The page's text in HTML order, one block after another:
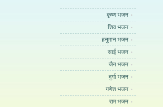
कृष्ण भजन
शिव भजन
हनुमान भजन
साईं भजन
जैन भजन
दुर्गा भजन
गणेश भजन
राम भजन